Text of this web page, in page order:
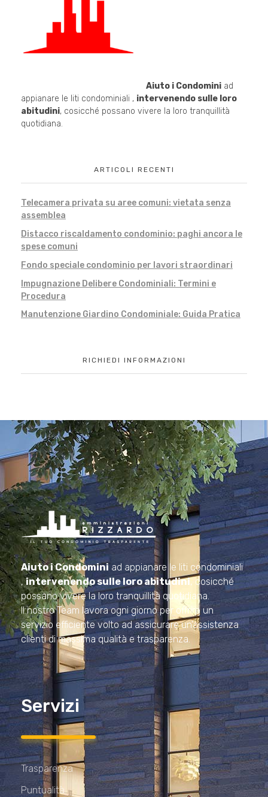
Aiuto i Condominiad
appianare le liti condominiali , intervenendo sulle loro
abitudini, cosicché possano vivere la loro tranquillità
quotidiana.
ARTICOLI RECENTI
Telecamera privata su aree comuni: vietata senza
assemblea
Distacco riscaldamento condominio: paghi ancora le
spese comuni
Fondo speciale condominio per lavori straordinari
Impugnazione Delibere Condominiali: Termini e
Procedura
Manutenzione Giardino Condominiale: Guida Pratica
RICHIEDI INFORMAZIONI
Amministrazioni Rizzardo
Il tuo condominio trasparente
Aiuto i Condominiad appianare le liti condominiali
,intervenendo sulle loro abitudini, cosicché
possano vivere la loro tranquillità quotidiana.
Il nostro Team lavora ogni giorno per offrire un
servizio efficiente volto ad assicurare un’assistenza
clienti di massima qualità e trasparenza.
Servizi
Trasparenza
Puntualità